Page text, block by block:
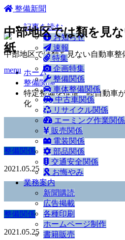
ホーム
記事を読む
お知らせ
速報
特集
企画特集
整備関係
車体整備関係
中古車関係
リサイクル関係
エーミング作業関係
販売関係
電装関係
部品関係
交通安全関係
お悔やみ
業務案内
新聞購読
広告掲載
各種印刷
ホームページ制作
書籍販売
整備新聞
中部地区では類を見
紙
menu
中部地区では類を見ない自動車整
ホーム
整備関係
特定整備を推進、睦自動車
化
整備関係
2021.05.25
整備関係
2021.05.25